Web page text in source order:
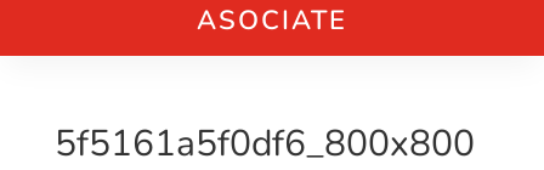
ASOCIATE
5f5161a5f0df6_800x800